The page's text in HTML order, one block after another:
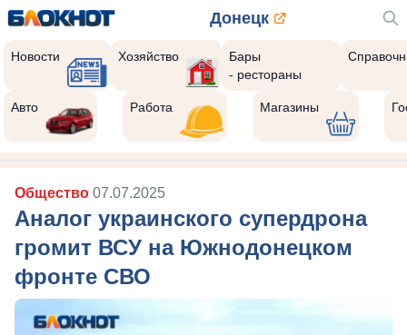
Донецк
Новости Хозяйство
Бары
- рестораны
Авто Работа Магазины
Общество 07.07.2025
Аналог украинского супердрона
громит ВСУ на Южнодонецком
фронте СВО